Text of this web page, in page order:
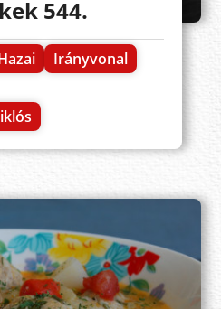
544.
Irányvonal